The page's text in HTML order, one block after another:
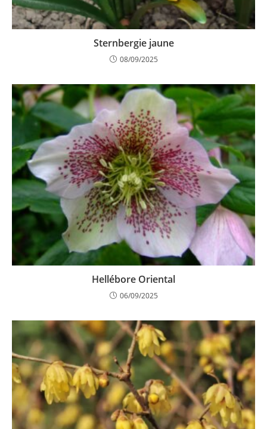
Sternbergie jaune
08/09/2025
Hellébore Oriental
06/09/2025